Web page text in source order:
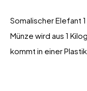
Somalischer Elefant
Münze wird aus 1
kommt in einer